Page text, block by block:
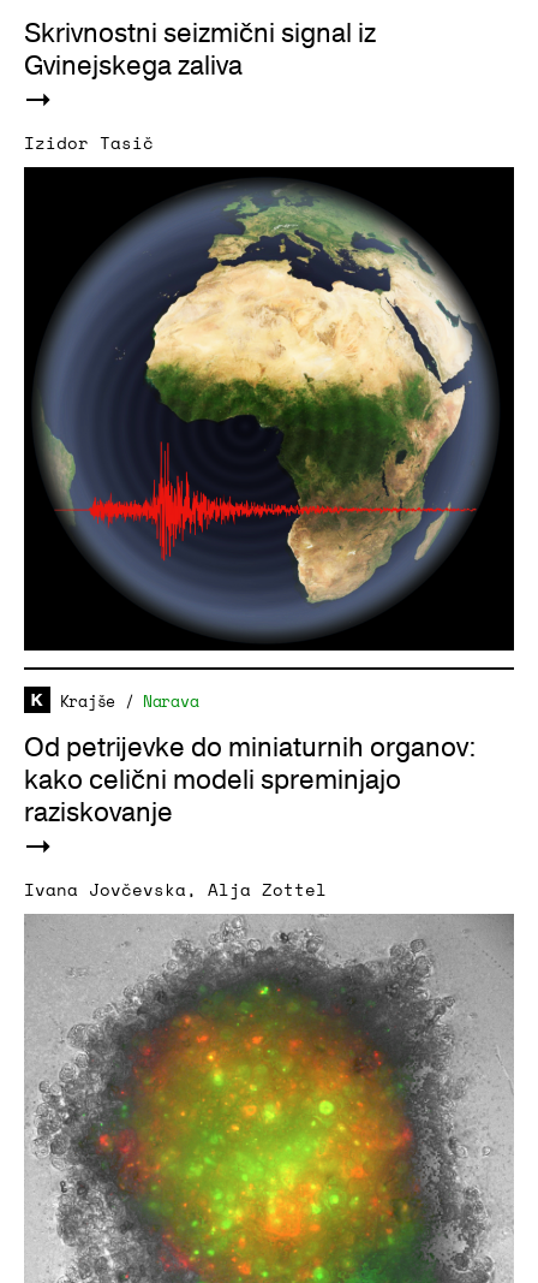
Skrivnostni seizmični signal iz
Gvinejskega zaliva
Izidor Tasič
Krajše / Narava
Od petrijevke do miniaturnih organov:
kako celični modeli spreminjajo
raziskovanje
Ivana Jovčevska, Alja Zottel